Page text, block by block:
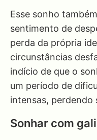
Esse sonho
sentimento de
perda da própria
circunstâncias
indício de que o
um período de
intensas, perdendo
Sonhar com